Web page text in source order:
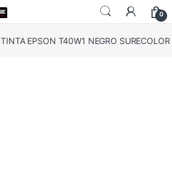
0
TINTA EPSON T40W1 NEGRO